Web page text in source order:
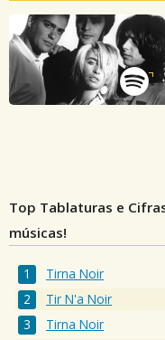
Top Tablaturas e
músicas!
Tirna Noir
Tir N'a Noir
Tirna Noir